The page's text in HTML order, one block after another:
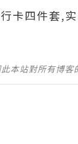
卡四件套,
本站對所有博